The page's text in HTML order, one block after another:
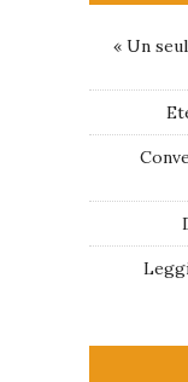
« Un